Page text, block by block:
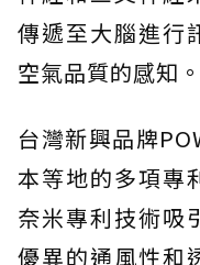
傳遞至大腦進行
空氣品質的感知。
台灣新興品牌
本等地的多項專
奈米專利技術吸
優異的通風性和